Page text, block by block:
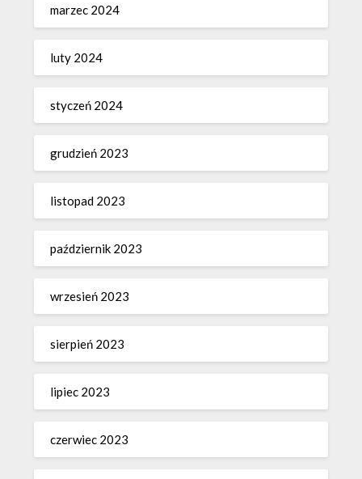
marzec 2024
luty 2024
styczeń 2024
grudzień 2023
listopad 2023
październik 2023
wrzesień 2023
sierpień 2023
lipiec 2023
czerwiec 2023